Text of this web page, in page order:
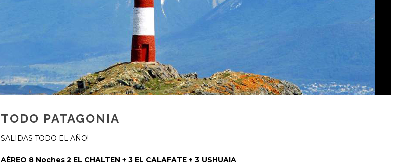
TODO PATAGONIA
SALIDAS TODO EL AÑO!
AÉREO 8 Noches 2 EL CHALTEN + 3 EL CALAFATE + 3 USHUAIA